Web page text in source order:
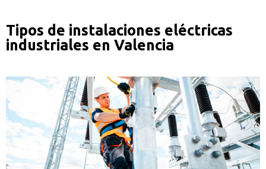
Tipos de instalaciones eléctricas
industriales en Valencia